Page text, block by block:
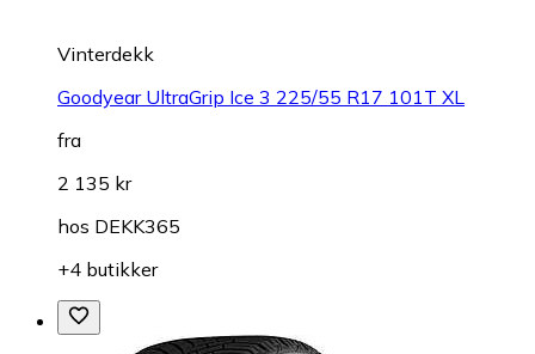
Vinterdekk
Goodyear UltraGrip Ice 3 225/55 R17 101T XL
fra
2 135 kr
hos DEKK365
+4 butikker